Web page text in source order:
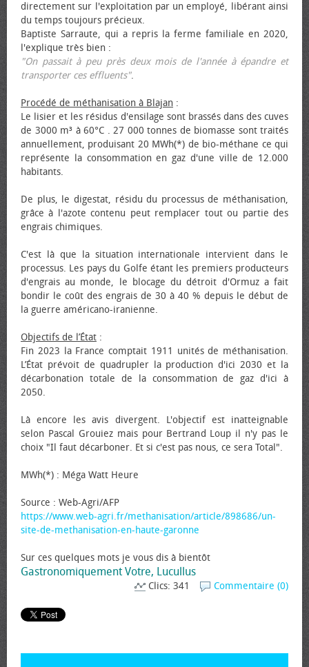
directement sur l'exploitation par un employé, libérant ainsi
du temps toujours précieux.
Baptiste Sarraute, qui a repris la ferme familiale en 2020,
l'explique très bien :
"On passait à peu près deux mois de l'année à épandre et
transporter ces effluents".
Procédé de méthanisation à Blajan :
Le lisier et les résidus d'ensilage sont brassés dans des cuves
de 3000 m³ à 60°C . 27 000 tonnes de biomasse sont traités
annuellement, produisant 20 MWh(*) de bio-méthane ce qui
représente la consommation en gaz d'une ville de 12.000
habitants.
De plus, le digestat, résidu du processus de méthanisation,
grâce à l'azote contenu peut remplacer tout ou partie des
engrais chimiques.
C'est là que la situation internationale intervient dans le
processus. Les pays du Golfe étant les premiers producteurs
d'engrais au monde, le blocage du détroit d'Ormuz a fait
bondir le coût des engrais de 30 à 40 % depuis le début de
la guerre américano-iranienne.
Objectifs de l’État :
Fin 2023 la France comptait 1911 unités de méthanisation.
L’État prévoit de quadrupler la production d'ici 2030 et la
décarbonation totale de la consommation de gaz d'ici à
2050.
Là encore les avis divergent. L'objectif est inatteignable
selon Pascal Grouiez mais pour Bertrand Loup il n'y pas le
choix "Il faut décarboner. Et si c'est pas nous, ce sera Total".
MWh(*) : Méga Watt Heure
Source : Web-Agri/AFP
https://www.web-agri.fr/methanisation/article/898686/un-
site-de-methanisation-en-haute-garonne
Sur ces quelques mots je vous dis à bientôt
Gastronomiquement Votre, Lucullus
Commentaire (0)
Clics: 341